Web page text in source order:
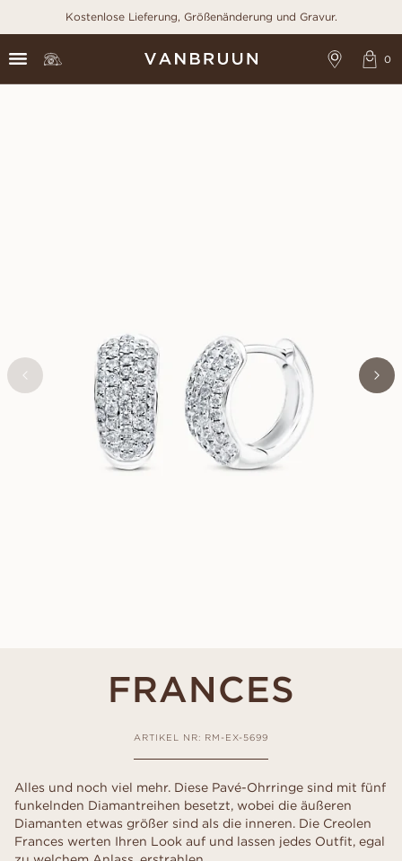
Kostenlose Lieferung, Größenänderung und Gravur.
FRANCES
ARTIKEL NR: RM-EX-5699
Alles und noch viel mehr. Diese Pavé-Ohrringe sind mit fünf
funkelnden Diamantreihen besetzt, wobei die äußeren
Diamanten etwas größer sind als die inneren. Die Creolen
Frances werten Ihren Look auf und lassen jedes Outfit, egal